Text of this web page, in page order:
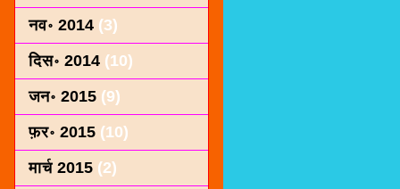
नव॰ 2014 (3)
दिस॰ 2014 (10)
जन॰ 2015 (9)
फ़र॰ 2015 (10)
मार्च 2015 (2)